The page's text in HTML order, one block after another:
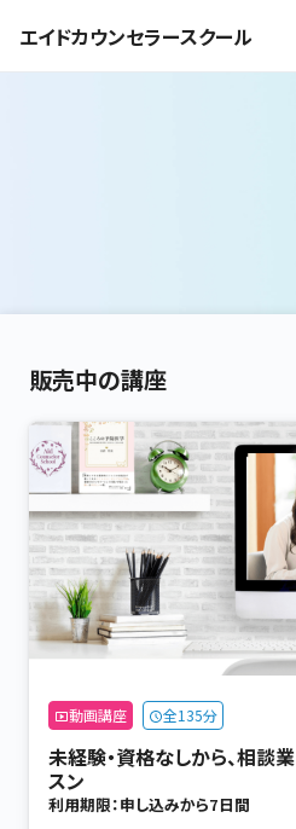
エイドカウンセラースクール
販売中の講座
動画講座 全135分
未経験・資格なしから、相談
スン
利用期限：申し込みから7日間